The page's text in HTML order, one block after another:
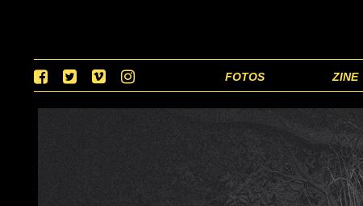
FOTOS ZINE